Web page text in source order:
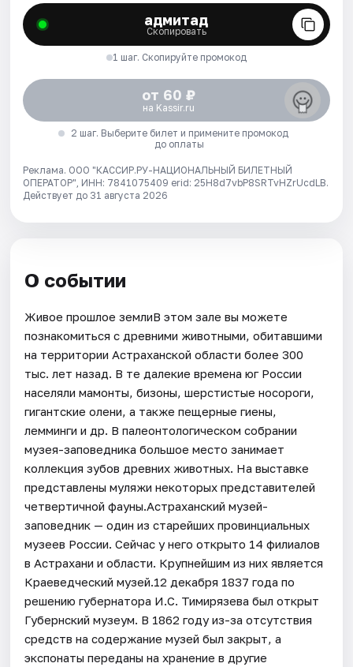
адмитад
Скопировать
1 шаг. Скопируйте промокод
от 60 ₽
на Kassir.ru
2 шаг. Выберите билет и примените промокод
до оплаты
Реклама. ООО "КАССИР.РУ-НАЦИОНАЛЬНЫЙ БИЛЕТНЫЙ
ОПЕРАТОР", ИНН: 7841075409 erid: 25H8d7vbP8SRTvHZrUcdLB.
Действует до 31 августа 2026
О событии
Живое прошлое землиВ этом зале вы можете
познакомиться с древними животными, обитавшими
на территории Астраханской области более 300
тыс. лет назад. В те далекие времена юг России
населяли мамонты, бизоны, шерстистые носороги,
гигантские олени, а также пещерные гиены,
лемминги и др. В палеонтологическом собрании
музея-заповедника большое место занимает
коллекция зубов древних животных. На выставке
представлены муляжи некоторых представителей
четвертичной фауны.Астраханский музей-
заповедник — один из старейших провинциальных
музеев России. Сейчас у него открыто 14 филиалов
в Астрахани и области. Крупнейшим из них является
Краеведческий музей.12 декабря 1837 года по
решению губернатора И.С. Тимирязева был открыт
Губернский музеум. В 1862 году из-за отсутствия
средств на содержание музей был закрыт, а
экспонаты переданы на хранение в другие